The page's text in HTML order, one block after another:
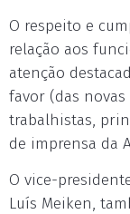
O respeito e
relação aos
atenção
favor (das
trabalhistas,
de imprensa da
O vice-
Luís Meiken,